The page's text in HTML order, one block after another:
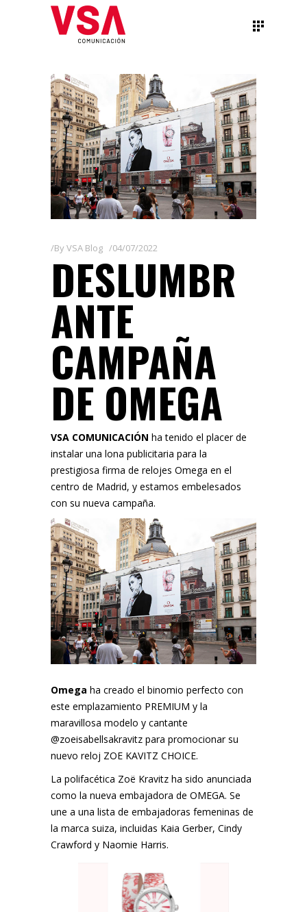
ByVSA Blog 04/07/2022
DESLUMBR
ANTE
CAMPAÑA
DE OMEGA
VSA COMUNICACIÓN ha tenido el placer de
instalar una lona publicitaria para la
prestigiosa firma de relojes Omega en el
centro de Madrid, y estamos embelesados
con su nueva campaña.
Omega ha creado el binomio perfecto con
este emplazamiento PREMIUM y la
maravillosa modelo y cantante
@zoeisabellsakravitz para promocionar su
nuevo reloj ZOE KAVITZ CHOICE.
La polifacética Zoë Kravitz ha sido anunciada
como la nueva embajadora de OMEGA. Se
une a una lista de embajadoras femeninas de
la marca suiza, incluidas Kaia Gerber, Cindy
Crawford y Naomie Harris.